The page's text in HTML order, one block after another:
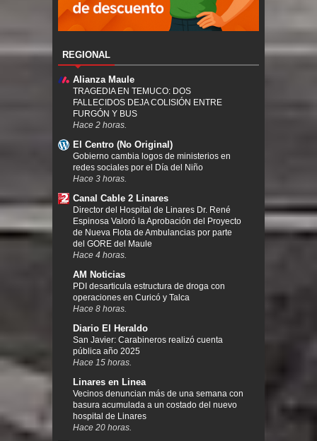
REGIONAL
Alianza Maule
TRAGEDIA EN TEMUCO: DOS
FALLECIDOS DEJA COLISIÓN ENTRE
FURGÓN Y BUS
Hace 2 horas.
El Centro (No Original)
Gobierno cambia logos de ministerios en
redes sociales por el Día del Niño
Hace 3 horas.
Canal Cable 2 Linares
Director del Hospital de Linares Dr. René
Espinosa Valoró la Aprobación del Proyecto
de Nueva Flota de Ambulancias por parte
del GORE del Maule
Hace 4 horas.
AM Noticias
PDI desarticula estructura de droga con
operaciones en Curicó y Talca
Hace 8 horas.
Diario El Heraldo
San Javier: Carabineros realizó cuenta
pública año 2025
Hace 15 horas.
Linares en Linea
Vecinos denuncian más de una semana con
basura acumulada a un costado del nuevo
hospital de Linares
Hace 20 horas.